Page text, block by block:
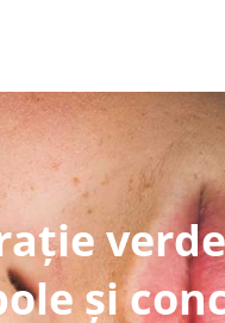
verde
și